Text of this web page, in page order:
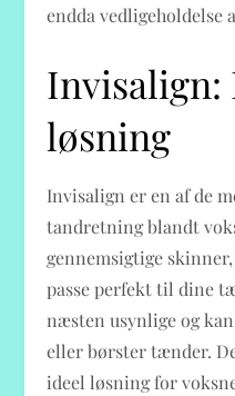
endda vedligeholdelse
Invisalign:
løsning
Invisalign er en af de
tandretning blandt
gennemsigtige
passe perfekt til dine
næsten usynlige og
eller børster tænder.
ideel løsning for